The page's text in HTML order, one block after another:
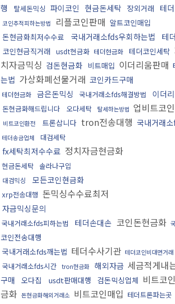
행
탈세돈믹싱 파이코인 현금돈세탁 장외거래 테
코인추적피하는방법 리플코인판매 알트코인매입
돈현금화최저수수료
국내거래소fds우회하는법 테
코인현금직거래 usdt현금화 테더현금화 테더코인세탁
치자금믹싱 검돈현금화 비트매입 이더리움판매
는법 가상화폐선물거래 코인카드구매
테더현금화 금은돈믹싱 국내거래소fds해결방법 이더
돈현금화해드립니다
오다세탁 탈세하는방법 업비트코
비트코인환전
트론삽니다 tron전송대행 국내거래
테더송금업체 대검세탁
fx세탁최저수수료 정치자금현금화
현금돈세탁 솔라나구입
대검믹싱 모든코인현금화
xrp전송대행 돈믹싱수수료최저
자금믹싱문의
국내거래소fds피하는법 테더손대손 코인돈현금화
코인전송대행
국내거래소fds깨는법 테더수사기관 테더코인비대면거래
국내거래소fds시간
tron현금화 해외자금 세금적게내
구매
오다집 usdt판매대행 검돈믹싱업체 비트코
금화 돈현금화해외거래소 비트코인매입 테더트론파는곳